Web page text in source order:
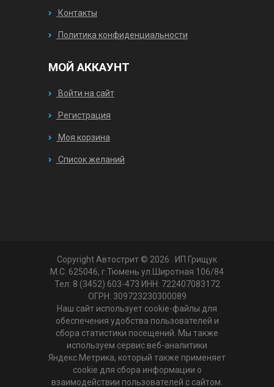
Контакты
Политика конфиденциальности
МОЙ АККАУНТ
Войти на сайт
Регистрация
Моя корзина
Список желаний
Copyright Автострит © 2026
. ИП Грищук
М.С. 625046, г.Тюмень ул.Широтная 106/84
Тел: 8 (3452) 603-473 ИНН: 722407083172
ОГРН: 309723230300089
Наш сайт использует cookie-файлы для
обеспечения удобства пользователей и
сбора статистики посещений. Мы также
используем сервис веб-аналитики
Яндекс.Метрика, который также применяет
cookie для сбора информации о
взаимодействии пользователей с сайтом.